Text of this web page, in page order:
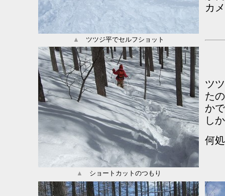
カ
▲ ツツジ平でセルフショット
ツ
た
か
し
何
▲ ショートカットのつもり